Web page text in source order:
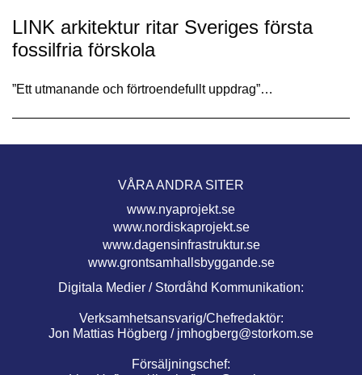
LINK arkitektur ritar Sveriges första
fossilfria förskola
”Ett utmanande och förtroendefullt uppdrag”…
VÅRA ANDRA SITER
www.nyaprojekt.se
www.nordiskaprojekt.se
www.dagensinfrastruktur.se
www.grontsamhallsbyggande.se
Digitala Medier / Stordåhd Kommunikation:
Verksamhetsansvarig/Chefredaktör:
Jon Mattias Högberg / jmhogberg@storkom.se
Försäljningschef: